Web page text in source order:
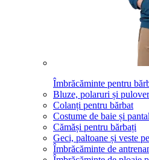
Îmbrăcăminte pentru
Bluze, polaruri și
Colanți pentru bărbat
Costume de baie și
Cămăși pentru bărbați
Geci, paltoane și veste
Îmbrăcăminte de